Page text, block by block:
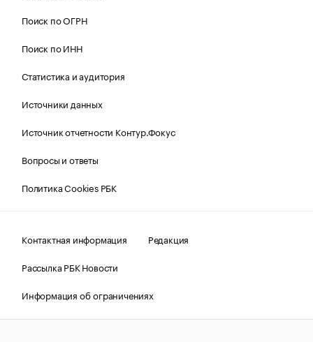
Поиск по ОГРН
Поиск по ИНН
Статистика и аудитория
Источники данных
Источник отчетности Контур.Фокус
Вопросы и ответы
Политика Cookies РБК
Контактная информация
Редакция
Рассылка РБК Новости
Информация об ограничениях
Правовая информация
О соблюдении авторских прав